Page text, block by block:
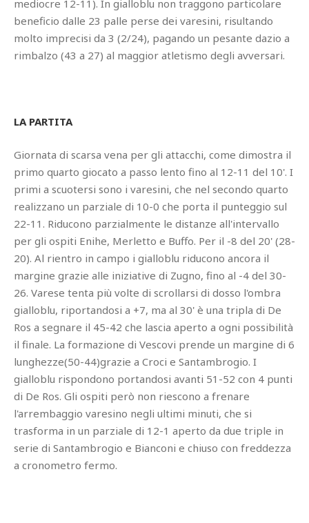
mediocre 12-11). In gialloblu non traggono particolare
beneficio dalle 23 palle perse dei varesini, risultando
molto imprecisi da 3 (2/24), pagando un pesante dazio a
rimbalzo (43 a 27) al maggior atletismo degli avversari.
LA PARTITA
Giornata di scarsa vena per gli attacchi, come dimostra il
primo quarto giocato a passo lento fino al 12-11 del 10'. I
primi a scuotersi sono i varesini, che nel secondo quarto
realizzano un parziale di 10-0 che porta il punteggio sul
22-11. Riducono parzialmente le distanze all'intervallo
per gli ospiti Enihe, Merletto e Buffo. Per il -8 del 20' (28-
20). Al rientro in campo i gialloblu riducono ancora il
margine grazie alle iniziative di Zugno, fino al -4 del 30-
26. Varese tenta più volte di scrollarsi di dosso l'ombra
gialloblu, riportandosi a +7, ma al 30' è una tripla di De
Ros a segnare il 45-42 che lascia aperto a ogni possibilità
il finale. La formazione di Vescovi prende un margine di 6
lunghezze(50-44)grazie a Croci e Santambrogio. I
gialloblu rispondono portandosi avanti 51-52 con 4 punti
di De Ros. Gli ospiti però non riescono a frenare
l'arrembaggio varesino negli ultimi minuti, che si
trasforma in un parziale di 12-1 aperto da due triple in
serie di Santambrogio e Bianconi e chiuso con freddezza
a cronometro fermo.